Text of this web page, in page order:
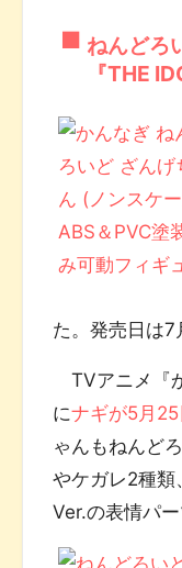
ねんどろ
『THE
た。発売日は7
TVアニメ『
にナギが5月
ゃんもねんど
やケガレ2種類
Ver.の表情パー